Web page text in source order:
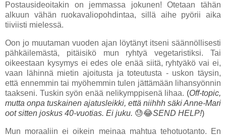
Postausideoitakin on jemmassa jokunen! Otetaan tähän
alkuun vähän ruokavaliopohdintaa, sillä aihe pyörii aika
tiiviisti mielessä.
Oon jo muutaman vuoden ajan löytänyt itseni säännöllisesti
pähkäilemästä, pitäisikö mun ryhtyä vegetaristiksi. Tai
oikeestaan kysymys ei edes ole enää siitä, ryhtyäkö vai ei,
vaan lähinnä mietin ajoitusta ja toteutusta - uskon täysin,
että ennemmin tai myöhemmin tulen jättämään lihansyönnin
taakseni. Tuskin syön enää nelikymppisenä lihaa. (Off-topic,
mutta onpa tuskainen ajatusleikki, että niihhh säki Anne-Mari
oot sitten joskus 40-vuotias. Ei juku. 😓😂SEND HELP!)
Mun moraaliin ei oikein meinaa mahtua tehotuotanto. En